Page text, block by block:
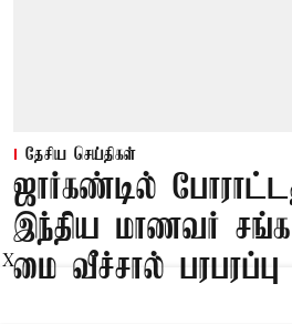
தேசிய செய்திகள்
ஜார்கண்டில்
இந்திய மாணவர்
மை வீச்சால் பரபரப்பு
X